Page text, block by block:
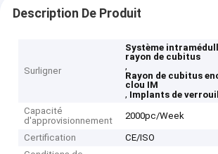
Description De Produit
Surligner
Système
rayon de cubitus
,
Rayon de cubitus
clou IM
, Implants de
Capacité
d'approvisionnement
2000pc/Week
Certification
CE/ISO